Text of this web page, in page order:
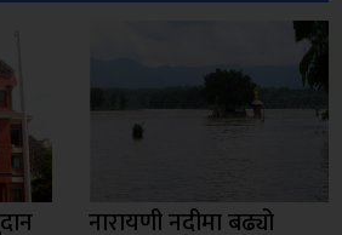
नारायणी नदीमा बढ्यो